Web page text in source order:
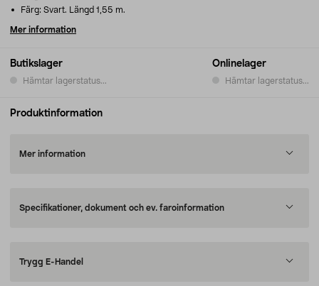
Butikslager
Hämtar lagerstatus...
Onlinelager
Hämtar lagerstatus...
Färg: Svart. Längd 1,55 m.
Mer information
Produktinformation
Mer information
Specifikationer, dokument och ev. faroinformation
Trygg E-Handel